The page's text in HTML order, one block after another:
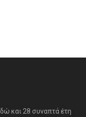
και 28 συναπτά έτη